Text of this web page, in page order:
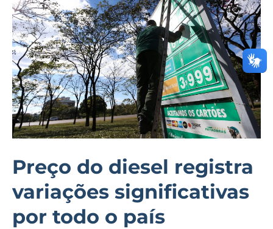
Preço do diesel registra
variações significativas
por todo o país
diesel
registra
variações
significativas
por
todo
o
país